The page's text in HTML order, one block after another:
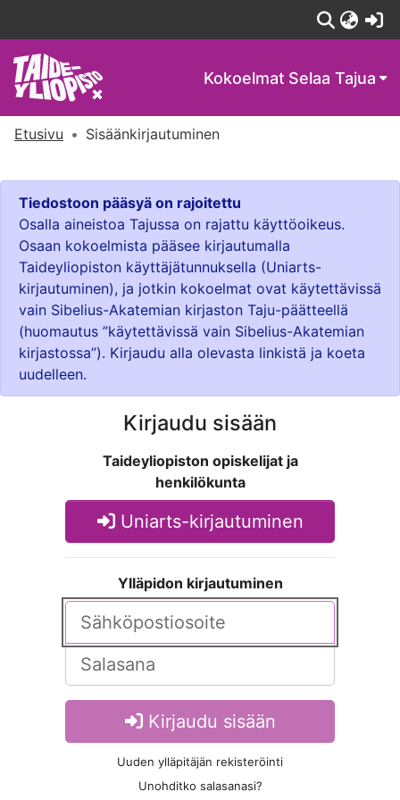
Kokoelmat Selaa Tajua
Etusivu Sisäänkirjautuminen
Tiedostoon pääsyä on rajoitettu
Osalla aineistoa Tajussa on rajattu käyttöoikeus.
Osaan kokoelmista pääsee kirjautumalla
Taideyliopiston käyttäjätunnuksella (Uniarts-
kirjautuminen), ja jotkin kokoelmat ovat käytettävissä
vain Sibelius-Akatemian kirjaston Taju-päätteellä
(huomautus ”käytettävissä vain Sibelius-Akatemian
kirjastossa”). Kirjaudu alla olevasta linkistä ja koeta
uudelleen.
Kirjaudu sisään
Taideyliopiston opiskelijat ja
henkilökunta
Uniarts-kirjautuminen
Ylläpidon kirjautuminen
Kirjaudu sisään
Uuden ylläpitäjän rekisteröinti
Unohditko salasanasi?